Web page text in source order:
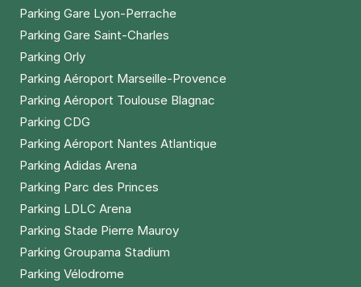
Parking Gare Lyon-Perrache
Parking Gare Saint-Charles
Parking Orly
Parking Aéroport Marseille-Provence
Parking Aéroport Toulouse Blagnac
Parking CDG
Parking Aéroport Nantes Atlantique
Parking Adidas Arena
Parking Parc des Princes
Parking LDLC Arena
Parking Stade Pierre Mauroy
Parking Groupama Stadium
Parking Vélodrome